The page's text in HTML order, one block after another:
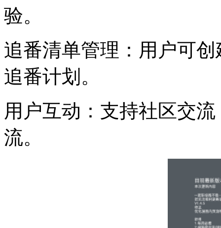
验。
追番清单管理：用户可
追番计划。
用户互动：支持社区交
流。